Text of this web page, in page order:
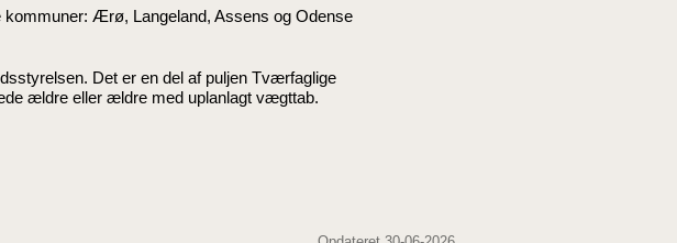
kommuner: Ærø, Langeland, Assens og Odense
Det er en del af puljen Tværfaglige
ældre eller ældre med uplanlagt vægttab.